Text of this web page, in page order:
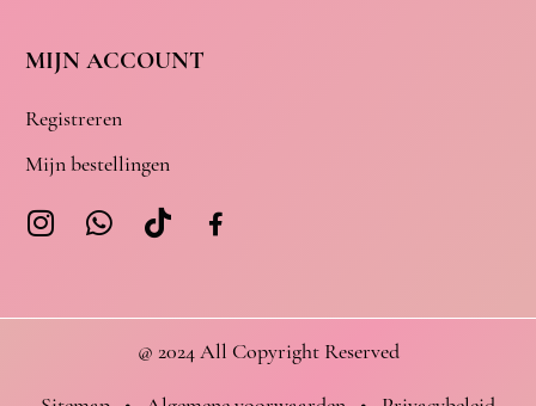
MIJN ACCOUNT
Registreren
Mijn bestellingen
@ 2024 All Copyright Reserved